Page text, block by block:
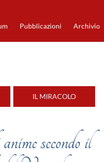
Pubblicazioni Archivio
IL MIRACOLO
secondo il